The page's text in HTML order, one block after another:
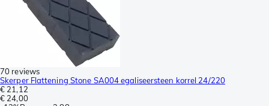
70 reviews
Skerper Flattening Stone SA004 egaliseersteen korrel 24/220
€ 21,12
€ 24,00